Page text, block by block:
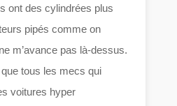
ont des cylindrées plus
pipés comme on
m’avance pas là-dessus.
tous les mecs qui
voitures hyper